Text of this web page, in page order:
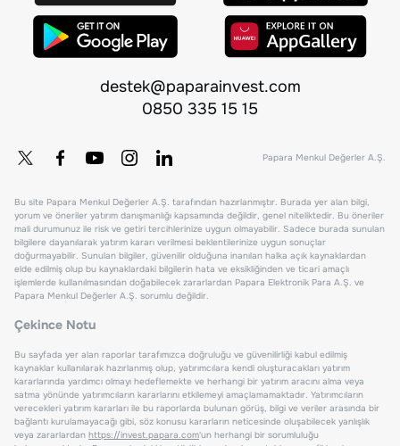
destek@paparainvest.com
0850 335 15 15
Papara Menkul Değerler A.Ş.
Bu site Papara Menkul Değerler A.Ş. tarafından hazırlanmıştır. Burada yer alan bilgi,
yorum ve öneriler yatırım danışmanlığı kapsamında değildir, genel niteliktedir. Bu öneriler
mali durumunuz ile risk ve getiri tercihlerinize uygun olmayabilir. Sadece burada sunulan
bilgilere dayanılarak yatırım kararı verilmesi beklentilerinize uygun sonuçlar
doğurmayabilir. Sunulan bilgiler, güvenilir olduğuna inanılan halka açık kaynaklardan
elde edilmiş olup bu kaynaklardaki bilgilerin hata ve eksikliğinden ve ticari amaçlı
işlemlerde kullanılmasından doğabilecek zararlardan Papara Elektronik Para A.Ş. ve
Papara Menkul Değerler A.Ş. sorumlu değildir.
Çekince Notu
Bu sayfada yer alan raporlar tarafımızca doğruluğu ve güvenilirliği kabul edilmiş
kaynaklar kullanılarak hazırlanmış olup, yatırımcılara kendi oluşturacakları yatırım
kararlarında yardımcı olmayı hedeflemekte ve herhangi bir yatırım aracını alma veya
satma yönünde yatırımcıların kararlarını etkilemeyi amaçlamamaktadır. Yatırımcıların
verecekleri yatırım kararları ile bu raporlarda bulunan görüş, bilgi ve veriler arasında bir
bağlantı kurulamayacağı gibi, söz konusu kararların neticesinde oluşabilecek yanlışlık
veya zararlardan https://invest.papara.com'un herhangi bir sorumluluğu